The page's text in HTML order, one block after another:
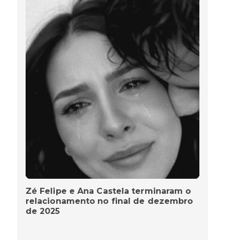
Zé Felipe e Ana Castela terminaram o
relacionamento no final de dezembro
de 2025